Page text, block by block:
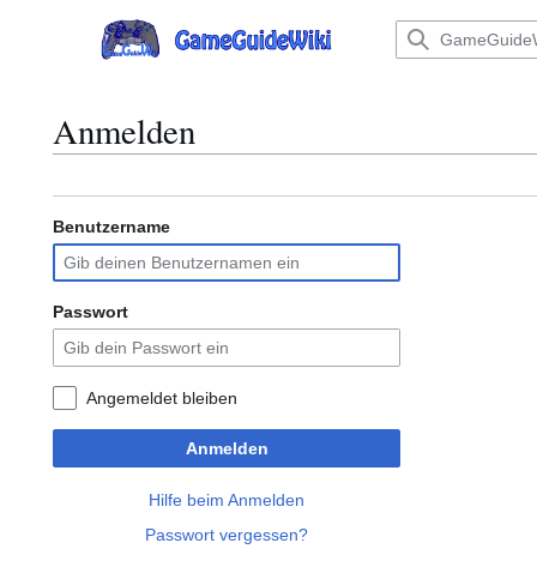
Hauptmenü
Anmelden
Benutzername
Passwort
Angemeldet bleiben
Anmelden
Hilfe beim Anmelden
Passwort vergessen?